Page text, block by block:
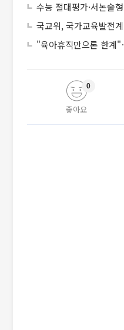
수능 절대평가·서논술
국교위, 국가교육발전
"육아휴직만으론 한계
좋아요
0